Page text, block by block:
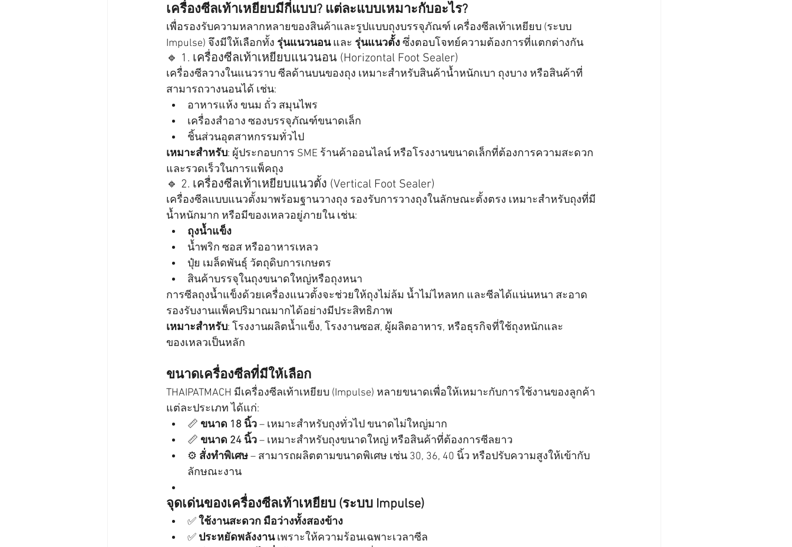
เครื่องซีลเท้าเหยียบมีกี่แบบ? แต่ละแบบเหมาะกับอะไร?
เพื่อรองรับความหลากหลายของสินค้าและรูปแบบถุงบรรจุภัณฑ์ เครื่องซีลเท้าเหยียบ (ระบบ
Impulse) จึงมีให้เลือกทั้ง รุ่นแนวนอน และ รุ่นแนวตั้ง ซึ่งตอบโจทย์ความต้องการที่แตกต่างกัน
🔹 1. เครื่องซีลเท้าเหยียบแนวนอน (Horizontal Foot Sealer)
เครื่องซีลวางในแนวราบ ซีลด้านบนของถุง เหมาะสำหรับสินค้าน้ำหนักเบา ถุงบาง หรือสินค้าที่
สามารถวางนอนได้ เช่น:
อาหารแห้ง ขนม ถั่ว สมุนไพร
เครื่องสำอาง ซองบรรจุภัณฑ์ขนาดเล็ก
ชิ้นส่วนอุตสาหกรรมทั่วไป
เหมาะสำหรับ: ผู้ประกอบการ SME ร้านค้าออนไลน์ หรือโรงงานขนาดเล็กที่ต้องการความสะดวก
และรวดเร็วในการแพ็คถุง
🔹 2. เครื่องซีลเท้าเหยียบแนวตั้ง (Vertical Foot Sealer)
เครื่องซีลแบบแนวตั้งมาพร้อมฐานวางถุง รองรับการวางถุงในลักษณะตั้งตรง เหมาะสำหรับถุงที่มี
น้ำหนักมาก หรือมีของเหลวอยู่ภายใน เช่น:
ถุงน้ำแข็ง
น้ำพริก ซอส หรืออาหารเหลว
ปุ๋ย เมล็ดพันธุ์ วัตถุดิบการเกษตร
สินค้าบรรจุในถุงขนาดใหญ่หรือถุงหนา
การซีลถุงน้ำแข็งด้วยเครื่องแนวตั้งจะช่วยให้ถุงไม่ล้ม น้ำไม่ไหลหก และซีลได้แน่นหนา สะอาด
รองรับงานแพ็คปริมาณมากได้อย่างมีประสิทธิภาพ
เหมาะสำหรับ: โรงงานผลิตน้ำแข็ง, โรงงานซอส, ผู้ผลิตอาหาร, หรือธุรกิจที่ใช้ถุงหนักและ
ของเหลวเป็นหลัก
ขนาดเครื่องซีลที่มีให้เลือก
THAIPATMACH มีเครื่องซีลเท้าเหยียบ (Impulse) หลายขนาดเพื่อให้เหมาะกับการใช้งานของลูกค้า
แต่ละประเภท ได้แก่:
📏 ขนาด 18 นิ้ว – เหมาะสำหรับถุงทั่วไป ขนาดไม่ใหญ่มาก
📏 ขนาด 24 นิ้ว – เหมาะสำหรับถุงขนาดใหญ่ หรือสินค้าที่ต้องการซีลยาว
⚙️ สั่งทำพิเศษ – สามารถผลิตตามขนาดพิเศษ เช่น 30, 36, 40 นิ้ว หรือปรับความสูงให้เข้ากับ
ลักษณะงาน
จุดเด่นของเครื่องซีลเท้าเหยียบ (ระบบ Impulse)
✅ ใช้งานสะดวก มือว่างทั้งสองข้าง
✅ ประหยัดพลังงาน เพราะให้ความร้อนเฉพาะเวลาซีล